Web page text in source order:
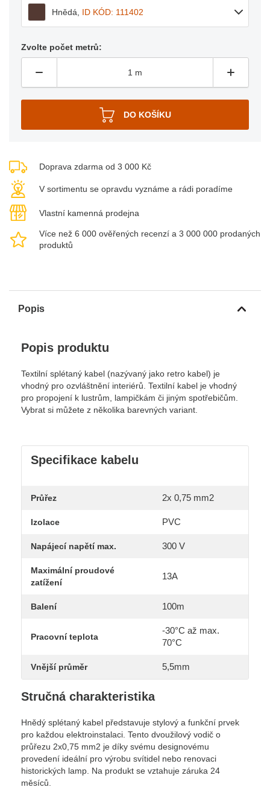
Hnědá, ID KÓD: 111402
Zvolte počet metrů:
Doprava zdarma od 3 000 Kč
V sortimentu se opravdu vyznáme a rádi poradíme
Vlastní kamenná prodejna
Více než 6 000 ověřených recenzí a 3 000 000 prodaných
produktů
Popis
Popis produktu
Textilní splétaný kabel (nazývaný jako retro kabel) je
vhodný pro ozvláštnění interiérů. Textilní kabel je vhodný
pro propojení k lustrům, lampičkám či jiným spotřebičům.
Vybrat si můžete z několika barevných variant.
Specifikace kabelu
Průřez 2x 0,75 mm2
Izolace PVC
Napájecí napětí max. 300 V
Maximální proudové
zatížení
13A
Balení 100m
Pracovní teplota
-30°C až max.
70°C
Vnější průměr 5,5mm
Stručná charakteristika
Hnědý splétaný kabel představuje stylový a funkční prvek
pro každou elektroinstalaci. Tento dvoužilový vodič o
průřezu 2x0,75 mm2 je díky svému designovému
provedení ideální pro výrobu svítidel nebo renovaci
historických lamp. Na produkt se vztahuje záruka 24
měsíců.